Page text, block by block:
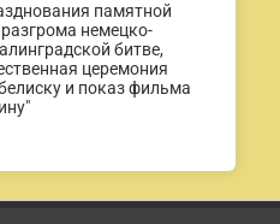
памятной
немецко-
битве,
церемония
и показ фильма